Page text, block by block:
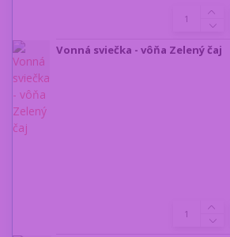
Vonná sviečka - vôňa Zelený čaj